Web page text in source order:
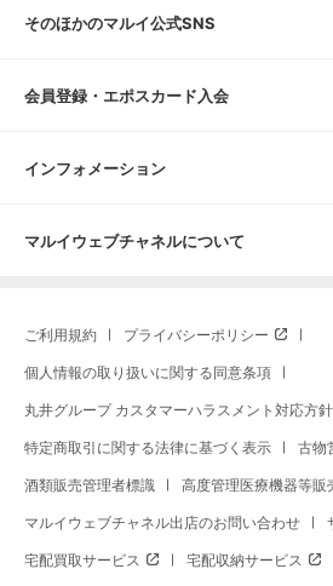
そのほかのマルイ公式SNS
会員登録・エポスカード入会
インフォメーション
マルイウェブチャネルについて
ご利用規約 プライバシーポリシー
個人情報の取り扱いに関する同意条項
丸井グループ カスタマーハラスメント対応方針
特定商取引に関する法律に基づく表示 古物
酒類販売管理者標識 高度管理医療機器等販
マルイウェブチャネル出店のお問い合わせ
宅配買取サービス 宅配収納サービス